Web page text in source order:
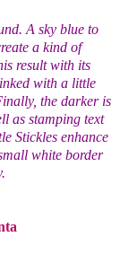
A sky blue to
a kind of
result with its
with a little
the darker is
as stamping text
Stickles enhance
white border